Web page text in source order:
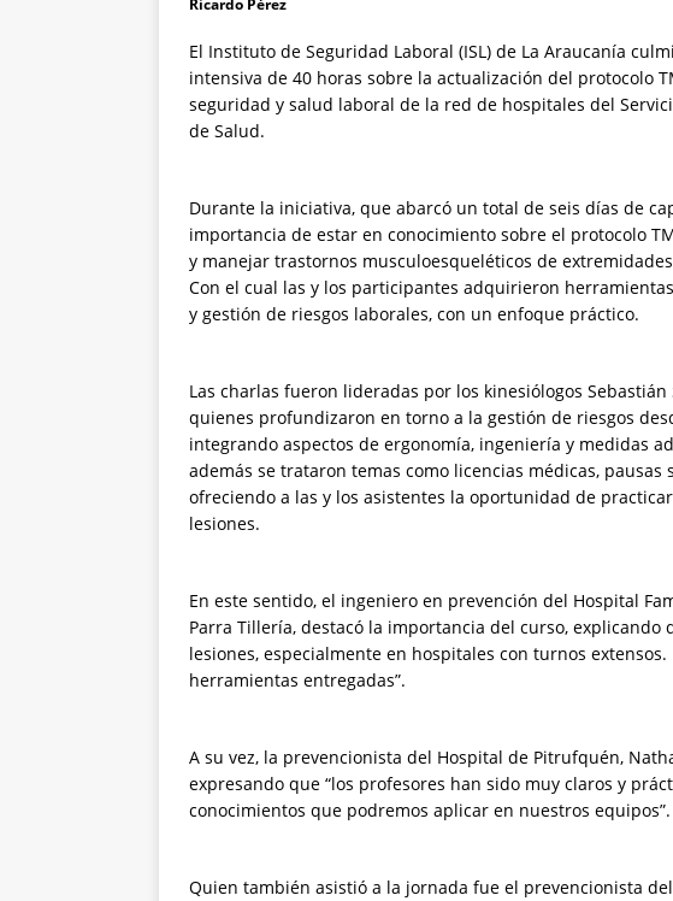
Ricardo Pérez
El Instituto de Seguridad Laboral (ISL) de La Araucanía
intensiva de 40 horas sobre la actualización del protocolo
seguridad y salud laboral de la red de hospitales del
de Salud.
Durante la iniciativa, que abarcó un total de seis días de
importancia de estar en conocimiento sobre el protocolo
y manejar trastornos musculoesqueléticos de
Con el cual las y los participantes adquirieron
y gestión de riesgos laborales, con un enfoque práctico.
Las charlas fueron lideradas por los kinesiólogos
quienes profundizaron en torno a la gestión de riesgos
integrando aspectos de ergonomía, ingeniería y medidas
además se trataron temas como licencias médicas,
ofreciendo a las y los asistentes la oportunidad de
lesiones.
En este sentido, el ingeniero en prevención del Hospital
Parra Tillería, destacó la importancia del curso, explicando
lesiones, especialmente en hospitales con turnos
herramientas entregadas”.
A su vez, la prevencionista del Hospital de Pitrufquén,
expresando que “los profesores han sido muy claros y
conocimientos que podremos aplicar en nuestros equipos”.
Quien también asistió a la jornada fue el prevencionista